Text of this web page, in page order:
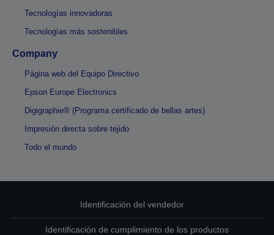
Tecnologías innovadoras
Tecnologías más sostenibles
Company
Página web del Equipo Directivo
Epson Europe Electronics
Digigraphie® (Programa certificado de bellas artes)
Impresión directa sobre tejido
Todo el mundo
Identificación del vendedor
Identificación de cumplimiento de los productos